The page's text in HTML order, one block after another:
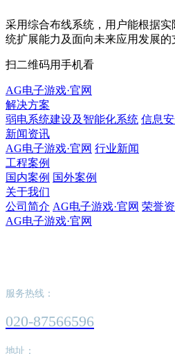
采用综合布线系统，用户能根据
统扩展能力及面向未来应用发展
扫二维码用手机看
AG电子游戏·官网
解决方案
弱电系统建设及智能化系统 信息
新闻资讯
AG电子游戏·官网 行业新闻
工程案例
国内案例 国外案例
关于我们
公司简介 AG电子游戏·官网 荣誉
AG电子游戏·官网
服务热线：
020-87566596
地址：